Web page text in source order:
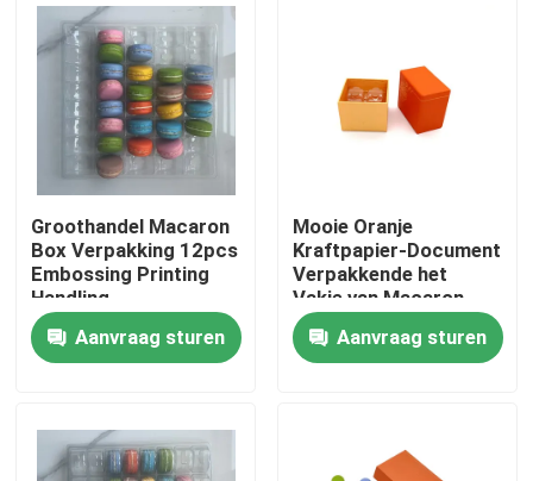
Huis
Producten
Over ons
Groothandel Macaron
Box Verpakking 12pcs
Embossing Printing
Handling
Aanvraag sturen
Mooie Oranje
Kraftpapier-Document
Verpakkende het
Vakje van Macaron
Rekupereerbare
UVdeklaag 2pcs
Aanvraag sturen